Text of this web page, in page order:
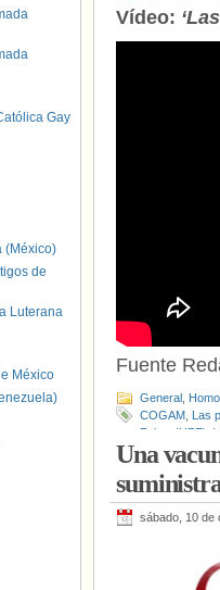
Vídeo:
Fuente
General
COGAM Las
Fabra (UPF)
Una
sábado, 10 de
Gay
(México)
de
Luterana
México